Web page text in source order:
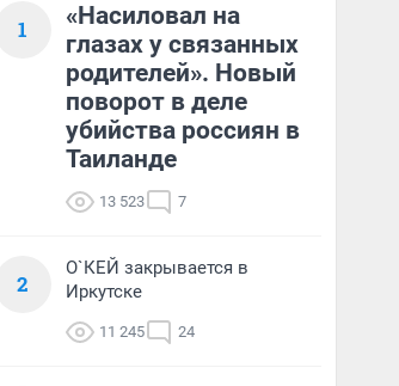
1
«Насиловал на
глазах у связанных
родителей». Новый
поворот в деле
убийства россиян в
Таиланде
13 523 7
2
О`КЕЙ закрывается в
Иркутске
11 245 24